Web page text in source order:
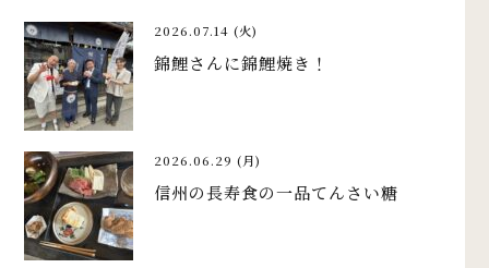
2026.07.14 (火)
錦鯉さんに錦鯉焼き！
2026.06.29 (月)
信州の長寿食の一品てんさい糖